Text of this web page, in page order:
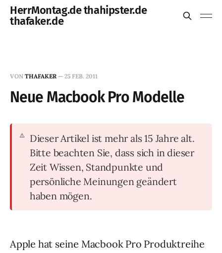
HerrMontag.de thahipster.de
thafaker.de
VON THAFAKER — 25 FEB. 2011
Neue Macbook Pro Modelle
Dieser Artikel ist mehr als 15 Jahre alt.
Bitte beachten Sie, dass sich in dieser
Zeit Wissen, Standpunkte und
persönliche Meinungen geändert
haben mögen.
Apple hat seine Macbook Pro Produktreihe